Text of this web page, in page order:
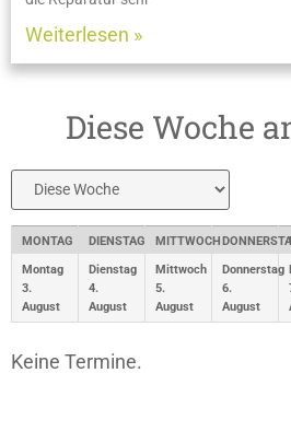
Weiterlesen »
Diese Woche
MONTAG DIENSTAG MITTWOCH
Montag
3.
August
Dienstag
4.
August
Mittwoch
5.
August
Donnerstag
6.
August
Keine Termine.